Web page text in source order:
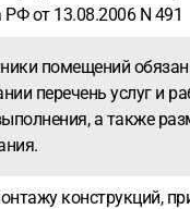
РФ от 13.08.2006 N 491
помещений
перечень услуг и
а также
конструкций,